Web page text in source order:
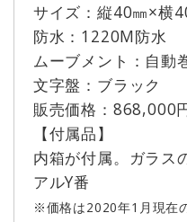
サイズ：縦40㎜×横
防水：1220M防水
ムーブメント：自動
文字盤：ブラック
販売価格：868,000
【付属品】
内箱が付属。ガラス
アルY番
※価格は2020年1月現在